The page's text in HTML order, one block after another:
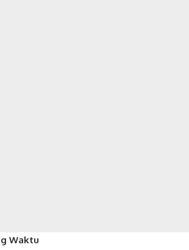
Waktu